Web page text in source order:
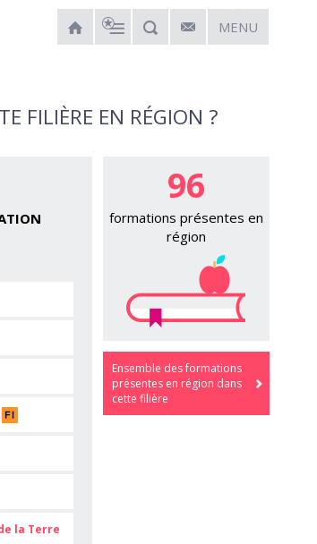
MENU
FILIÈRE EN RÉGION ?
la Terre
96
formations présentes en
région
Ensemble des formations
présentes en région dans
cette filière